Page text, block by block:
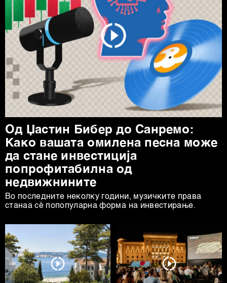
Од Џастин Бибер до Санремо:
Како вашата омилена песна може
да стане инвестиција
попрофитабилна од
недвижнините
Во последните неколку години, музичките права
станаа сè попопуларна форма на инвестирање.